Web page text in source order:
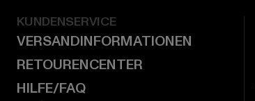
KUNDENSERVICE
VERSANDINFORMATIONEN
RETOURENCENTER
HILFE/FAQ